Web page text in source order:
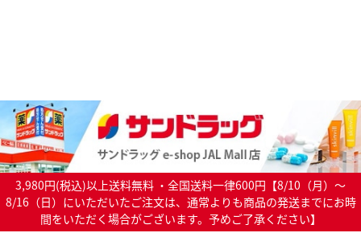
3,980円(税込)以上送料無料 ・全国送料一律600円【8/10（月）～
8/16（日）にいただいたご注文は、通常よりも商品の発送までにお時
間をいただく場合がございます。予めご了承ください】